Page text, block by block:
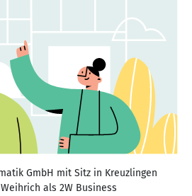
GmbH mit Sitz in Kreuzlingen
als 2W Business